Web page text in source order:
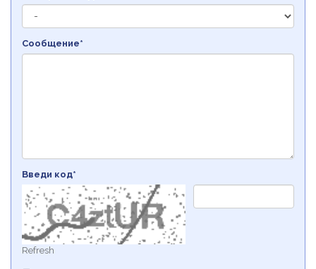
Сообщение*
Введи код*
Refresh